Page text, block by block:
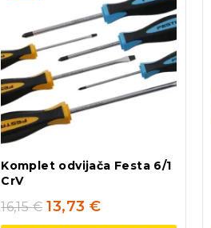
Komplet odvijača Festa 6/1
CrV
16,15€ 13,73 €